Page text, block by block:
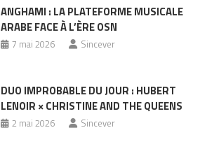
ANGHAMI : LA PLATEFORME MUSICALE
ARABE FACE À L’ÈRE OSN
7 mai 2026 Sincever
DUO IMPROBABLE DU JOUR : HUBERT
LENOIR × CHRISTINE AND THE QUEENS
2 mai 2026 Sincever